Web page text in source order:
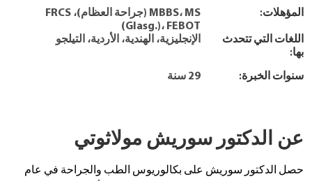
المؤهلات:
MBBS، MS (جراحة العظام)، FRCS
(Glasg.)، FEBOT
اللغات التي تتحدث
بها:
الإنجليزية، الهندية، الأردية، التيلجو
سنوات الخبرة: 29 سنة
عن الدكتور سوريش مولاثوتي
حصل الدكتور سوريش على بكالوريوس الطب والجراحة في عام